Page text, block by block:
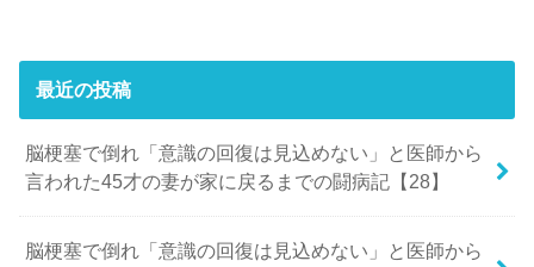
最近の投稿
脳梗塞で倒れ「意識の回復は見込めない」と医師から
言われた45才の妻が家に戻るまでの闘病記【28】
脳梗塞で倒れ「意識の回復は見込めない」と医師から